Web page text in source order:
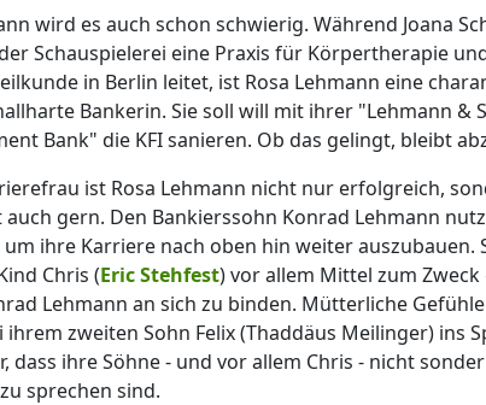
wird es auch schon schwierig. Während Joana
Schauspielerei eine Praxis für Körpertherapie
in Berlin leitet, ist Rosa Lehmann eine
Bankerin. Sie soll will mit ihrer "Lehmann &
Bank" die KFI sanieren. Ob das gelingt, bleibt
ist Rosa Lehmann nicht nur erfolgreich,
gern. Den Bankierssohn Konrad Lehmann
um ihre Karriere nach oben hin weiter auszubauen.
Chris (Eric Stehfest) vor allem Mittel zum Zweck
Lehmann an sich zu binden. Mütterliche
ihrem zweiten Sohn Felix (Thaddäus Meilinger) ins
dass ihre Söhne - und vor allem Chris - nicht
sprechen sind.